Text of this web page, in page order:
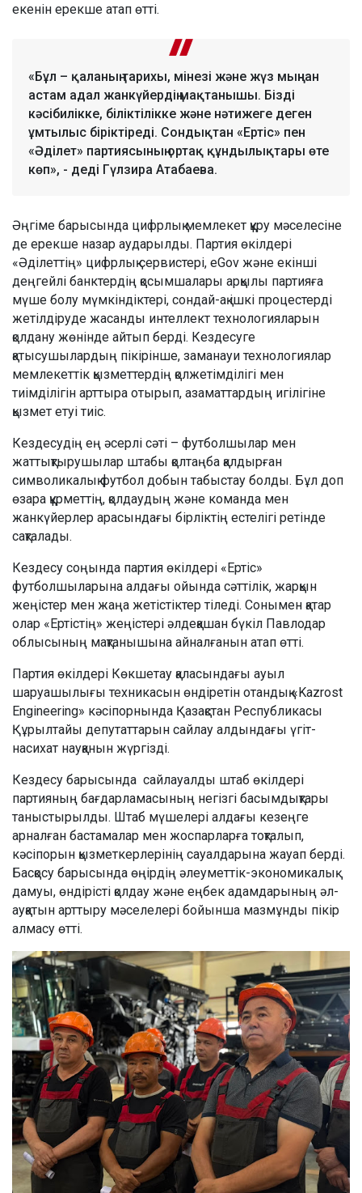
екенін ерекше атап өтті.
«Бұл – қаланың тарихы, мінезі және жүз мыңнан
астам адал жанкүйердің мақтанышы. Бізді
кәсібилікке, біліктілікке және нәтижеге деген
ұмтылыс біріктіреді. Сондықтан «Ертіс» пен
«Әділет» партиясының ортақ құндылықтары өте
көп», - деді Гүлзира Атабаева.
Әңгіме барысында цифрлық мемлекет құру мәселесіне
де ерекше назар аударылды. Партия өкілдері
«Әділеттің» цифрлық сервистері, eGov және екінші
деңгейлі банктердің қосымшалары арқылы партияға
мүше болу мүмкіндіктері, сондай-ақ ішкі процестерді
жетілдіруде жасанды интеллект технологияларын
қолдану жөнінде айтып берді. Кездесуге
қатысушылардың пікірінше, заманауи технологиялар
мемлекеттік қызметтердің қолжетімділігі мен
тиімділігін арттыра отырып, азаматтардың игілігіне
қызмет етуі тиіс.
Кездесудің ең әсерлі сәті – футболшылар мен
жаттықтырушылар штабы қолтаңба қалдырған
символикалық футбол добын табыстау болды. Бұл доп
өзара құрметтің, қолдаудың және команда мен
жанкүйерлер арасындағы бірліктің естелігі ретінде
сақталады.
Кездесу соңында партия өкілдері «Ертіс»
футболшыларына алдағы ойында сәттілік, жарқын
жеңістер мен жаңа жетістіктер тіледі. Сонымен қатар
олар «Ертістің» жеңістері әлдеқашан бүкіл Павлодар
облысының мақтанышына айналғанын атап өтті.
Партия өкілдері Көкшетау қаласындағы ауыл
шаруашылығы техникасын өндіретін отандық «Kazrost
Engineering» кәсіпорнында Қазақстан Республикасы
Құрылтайы депутаттарын сайлау алдындағы үгіт-
насихат науқанын жүргізді.
Кездесу барысында сайлауалды штаб өкілдері
партияның бағдарламасының негізгі басымдықтары
таныстырылды. Штаб мүшелері алдағы кезеңге
арналған бастамалар мен жоспарларға тоқталып,
кәсіпорын қызметкерлерінің сауалдарына жауап берді.
Басқосу барысында өңірдің әлеуметтік-экономикалық
дамуы, өндірісті қолдау және еңбек адамдарының әл-
ауқатын арттыру мәселелері бойынша мазмұнды пікір
алмасу өтті.